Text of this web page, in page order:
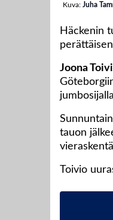
Kuva: Juha
Häckenin
Joona
tauon
Toivio